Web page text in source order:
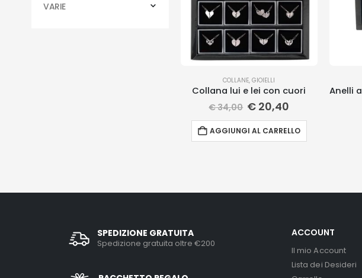
COLLANE,GIOIELLI
Collana lui e lei con cuori
€34,00 € 20,40
AGGIUNGI AL CARRELLO
VARIE
SPEDIZIONE GRATUITA
Spedizione gratuita oltre €200
ACCOUNT
Il mio Account
Lista dei Desideri